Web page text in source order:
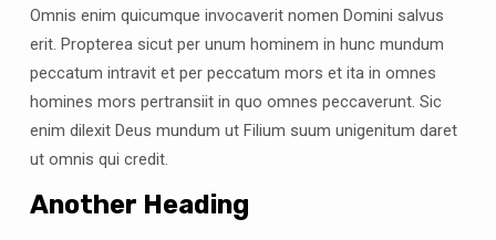
Omnis enim quicumque invocaverit nomen Domini salvus
erit. Propterea sicut per unum hominem in hunc mundum
peccatum intravit et per peccatum mors et ita in omnes
homines mors pertransiit in quo omnes peccaverunt. Sic
enim dilexit Deus mundum ut Filium suum unigenitum daret
ut omnis qui credit.
Another Heading